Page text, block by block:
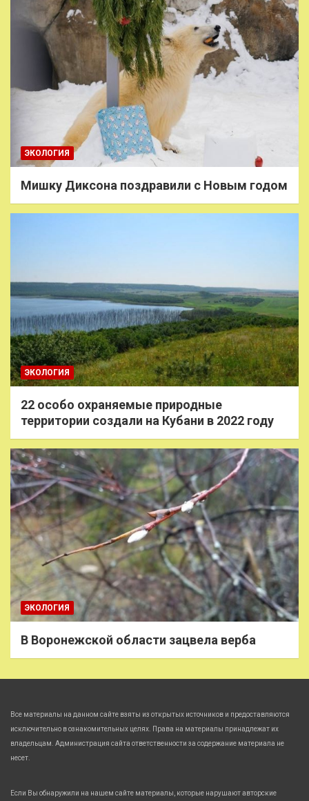
ЭКОЛОГИЯ
Мишку Диксона поздравили с Новым годом
ЭКОЛОГИЯ
22 особо охраняемые природные
территории создали на Кубани в 2022 году
ЭКОЛОГИЯ
В Воронежской области зацвела верба
Все материалы на данном сайте взяты из открытых источников и предоставляются
исключительно в ознакомительных целях. Права на материалы принадлежат их
владельцам. Администрация сайта ответственности за содержание материала не
несет.
Если Вы обнаружили на нашем сайте материалы, которые нарушают авторские